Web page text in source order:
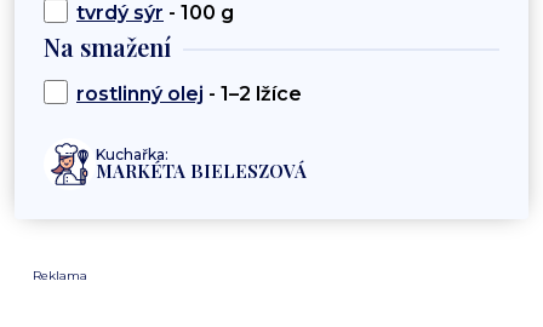
tvrdý sýr - 100 g
Na smažení
rostlinný olej - 1–2 lžíce
Kuchařka:
MARKÉTA BIELESZOVÁ
Reklama